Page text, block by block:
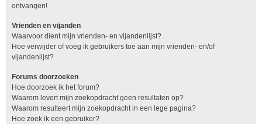
ontvangen!
Vrienden en vijanden
Waarvoor dient mijn vrienden- en vijandenlijst?
Hoe verwijder of voeg ik gebruikers toe aan mijn vrienden- en/of
vijandenlijst?
Forums doorzoeken
Hoe doorzoek ik het forum?
Waarom levert mijn zoekopdracht geen resultaten op?
Waarom resulteert mijn zoekopdracht in een lege pagina?
Hoe zoek ik een gebruiker?